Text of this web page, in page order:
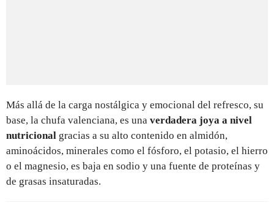
Más allá de la carga nostálgica y emocional del refresco, su
base, la chufa valenciana, es una verdadera joya a nivel
nutricional gracias a su alto contenido en almidón,
aminoácidos, minerales como el fósforo, el potasio, el hierro
o el magnesio, es baja en sodio y una fuente de proteínas y
de grasas insaturadas.